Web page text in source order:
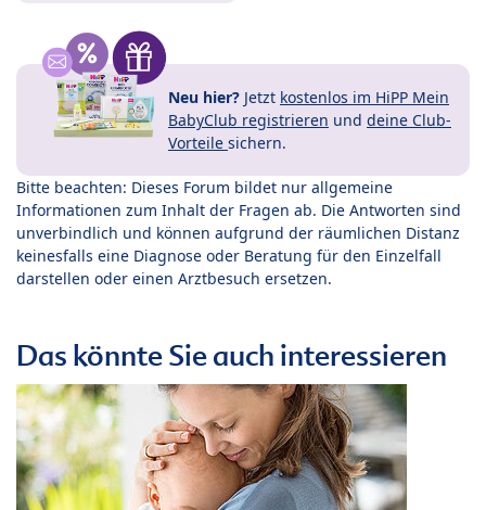
Neu hier? Jetzt kostenlos im HiPP Mein
BabyClub registrieren und deine Club-
Vorteile sichern.
Bitte beachten: Dieses Forum bildet nur allgemeine
Informationen zum Inhalt der Fragen ab. Die Antworten sind
unverbindlich und können aufgrund der räumlichen Distanz
keinesfalls eine Diagnose oder Beratung für den Einzelfall
darstellen oder einen Arztbesuch ersetzen.
Das könnte Sie auch interessieren